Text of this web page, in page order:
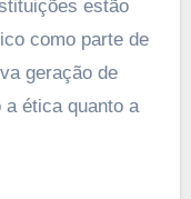
estão
como parte de
geração de
ética quanto a